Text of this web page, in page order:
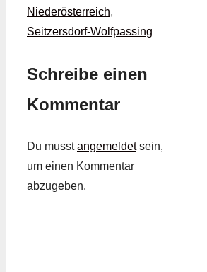
Niederösterreich,
Seitzersdorf-Wolfpassing
Schreibe einen
Kommentar
Du musstangemeldetsein,
um einen Kommentar
abzugeben.